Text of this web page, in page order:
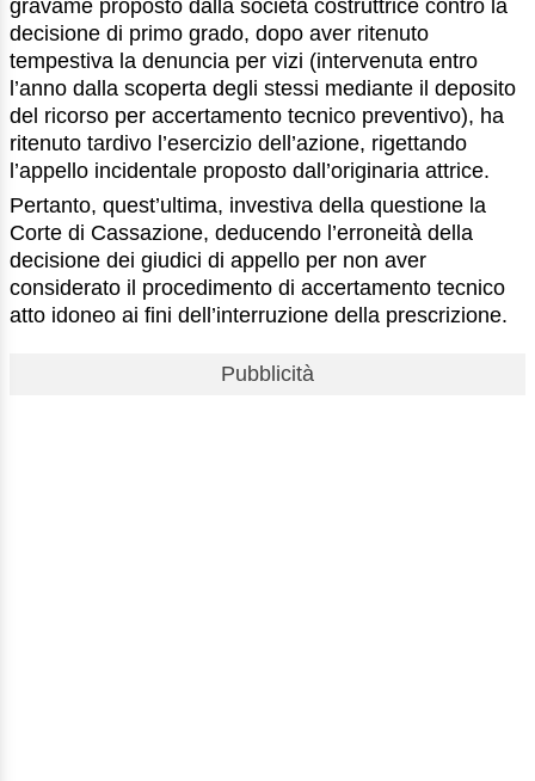
gravame proposto dalla società costruttrice contro la
decisione di primo grado, dopo aver ritenuto
tempestiva la denuncia per vizi (intervenuta entro
l’anno dalla scoperta degli stessi mediante il deposito
del ricorso per accertamento tecnico preventivo), ha
ritenuto tardivo l’esercizio dell’azione, rigettando
l’appello incidentale proposto dall’originaria attrice.
Pertanto, quest’ultima, investiva della questione la
Corte di Cassazione, deducendo l’erroneità della
decisione dei giudici di appello per non aver
considerato il procedimento di accertamento tecnico
atto idoneo ai fini dell’interruzione della prescrizione.
Pubblicità